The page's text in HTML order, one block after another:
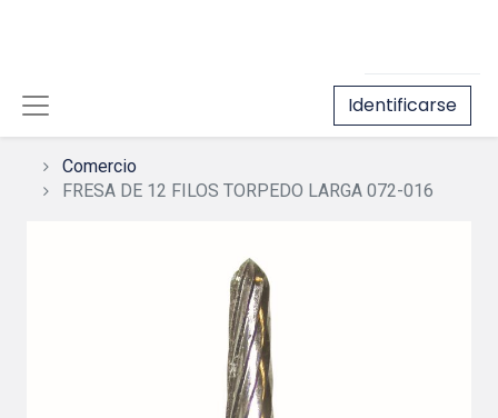
Identificarse
Comercio
FRESA DE 12 FILOS TORPEDO LARGA 072-016